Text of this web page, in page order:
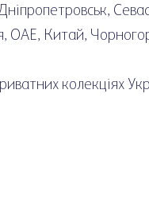
ОАЕ, Китай,
колекціях